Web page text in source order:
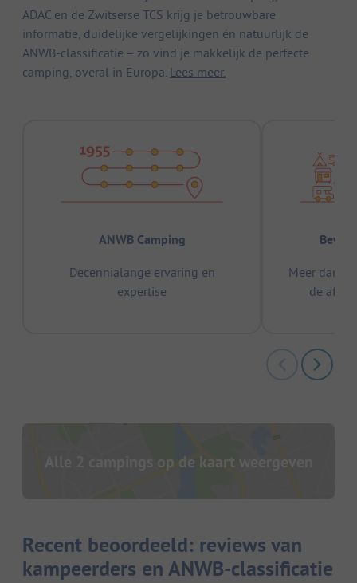
ADAC en de Zwitserse TCS krijg je betrouwbare
informatie, duidelijke vergelijkingen én natuurlijk de
ANWB-classificatie – zo vind je makkelijk de perfecte
camping, overal in Europa. Lees meer.
ANWB Camping
Decennialange ervaring en
expertise
Meer dan
de
Alle 2 campings op de kaart weergeven
Recent beoordeeld: reviews van
kampeerders en ANWB-classificatie